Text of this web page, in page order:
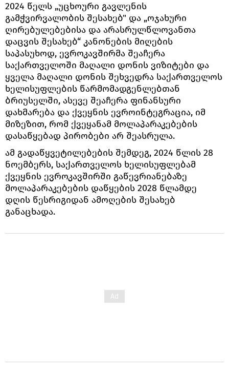
2024 წელს „უცხოური გავლენის
გამჭვირვალობის შესახებ" და „ოჯახური
ღირებულებებისა და არასრულწლოვანთა
დაცვის შესახებ“ კანონების მიღების
საპასუხოდ, ევროკავშირმა შეაჩერა
საქართველოში მაღალი დონის ვიზიტები და
ყველა მაღალი დონის შეხვედრა საქართველოს
ხელისუფლების წარმომადგენლებთან
ბრიუსელში, ასევე შეაჩერა ფინანსური
დახმარება და ქვეყნის ევროინტეგრაცია, იმ
მიზეზით, რომ ქვეყანამ მოლაპარაკებების
დასაწყებად პირობები არ შეასრულა.
ამ გადაწყვეტილებების შემდეგ, 2024 წლის 28
ნოემბერს, საქართველოს ხელისუფლებამ
ქვეყნის ევროკავშირში გაწევრიანებაზე
მოლაპარაკებების დაწყების 2028 წლამდე
დღის წესრიგიდან ამოღების შესახებ
განაცხადა.